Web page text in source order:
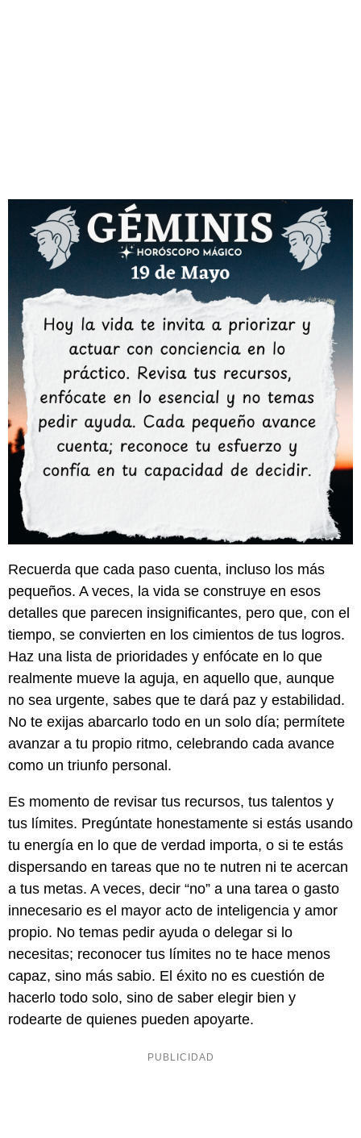
Recuerda que cada paso cuenta, incluso los más
pequeños. A veces, la vida se construye en esos
detalles que parecen insignificantes, pero que, con el
tiempo, se convierten en los cimientos de tus logros.
Haz una lista de prioridades y enfócate en lo que
realmente mueve la aguja, en aquello que, aunque
no sea urgente, sabes que te dará paz y estabilidad.
No te exijas abarcarlo todo en un solo día; permítete
avanzar a tu propio ritmo, celebrando cada avance
como un triunfo personal.
Es momento de revisar tus recursos, tus talentos y
tus límites. Pregúntate honestamente si estás usando
tu energía en lo que de verdad importa, o si te estás
dispersando en tareas que no te nutren ni te acercan
a tus metas. A veces, decir “no” a una tarea o gasto
innecesario es el mayor acto de inteligencia y amor
propio. No temas pedir ayuda o delegar si lo
necesitas; reconocer tus límites no te hace menos
capaz, sino más sabio. El éxito no es cuestión de
hacerlo todo solo, sino de saber elegir bien y
rodearte de quienes pueden apoyarte.